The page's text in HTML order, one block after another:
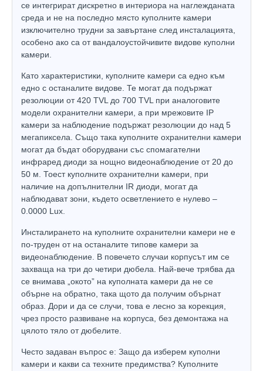
се интегрират дискретно в интериора на наглежданата
среда и не на последно място куполните камери
изключително трудни за завъртане след инсталацията,
особено ако са от вандалоустойчивите видове куполни
камери.
Като характеристики, куполните камери са едно към
едно с останалите видове. Те могат да подържат
резолюции от 420 TVL до 700 TVL при аналоговите
модели охранителни камери, а при мрежовите IP
камери за наблюдение подържат резолюции до над 5
мегапиксела. Също така куполните охранителни камери
могат да бъдат оборудвани със спомагателни
инфраред диоди за нощно видеонаблюдение от 20 до
50 м. Тоест куполните охранителни камери, при
наличие на допълнителни IR диоди, могат да
наблюдават зони, където осветлението е нулево –
0.0000 Lux.
Инсталирането на куполните охранителни камери не е
по-труден от на останалите типове камери за
видеонаблюдение. В повечето случаи корпусът им се
захваща на три до четири дюбела. Най-вече трябва да
се внимава „окото” на куполната камери да не се
обърне на обратно, така щото да получим обърнат
образ. Дори и да се случи, това е лесно за корекция,
чрез просто развиване на корпуса, без демонтажа на
цялото тяло от дюбелите.
Често задаван въпрос е: Защо да изберем куполни
камери и какви са техните предимства? Куполните